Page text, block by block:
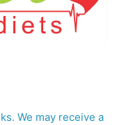
We may receive a